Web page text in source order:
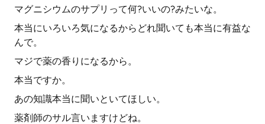
マグニシウムのサプリって何?いいの?みたいな。
本当にいろいろ気になるからどれ聞いても本当に有益な
んで。
マジで薬の香りになるから。
本当ですか。
あの知識本当に聞いといてほしい。
薬剤師のサル言いますけどね。